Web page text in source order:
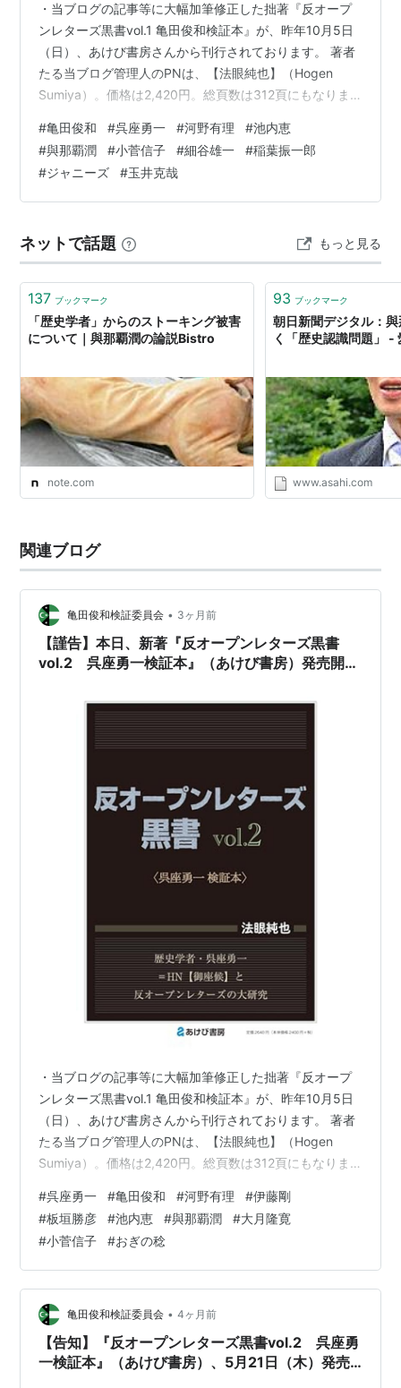
・当ブログの記事等に大幅加筆修正した拙著『反オープ
ンレターズ黒書vol.1 亀田俊和検証本』が、昨年10月5日
（日）、あけび書房さんから刊行されております。 著者
たる当ブログ管理人のPNは、【法眼純也】（Hogen
Sumiya）。価格は2,420円。総頁数は312頁にもなりま
黒書vol.1 亀田俊和検証本 作者:法眼純也 あけび書房
Amazon 恐縮ながら、拙著の書籍版は自費出版のため、
少部数であり、ご所望であれば……版元のあけび書房さん
の公式HPの他、Amazon、楽天ブックス、丸善ジュンク
#亀田俊和 #呉座勇一 #河野有理 #池内恵
#與那覇潤 #小菅信子 #細谷雄一 #稲葉振一郎
#ジャニーズ #玉井克哉
ネットで話題 もっと見る
137 ブックマーク
「歴史学者」からのストーキング被害
について｜與那覇潤の論説Bistro
note.com
93 ブックマーク
朝日新聞デジタル：
く「歴史認識問題」 -
www.asahi.com
関連ブログ
亀田俊和検証委員会 • 3ヶ月前
【謹告】本日、新著『反オープンレターズ黒書
vol.2 呉座勇一検証本』（あけび書房）発売開
・当ブログの記事等に大幅加筆修正した拙著『反オープ
ンレターズ黒書vol.1 亀田俊和検証本』が、昨年10月5日
（日）、あけび書房さんから刊行されております。 著者
たる当ブログ管理人のPNは、【法眼純也】（Hogen
Sumiya）。価格は2,420円。総頁数は312頁にもなりま
黒書vol.1 亀田俊和検証本 作者:法眼純也 あけび書房
Amazon 恐縮ながら、拙著の書籍版は自費出版のため、
少部数であり、ご所望であれば……版元のあけび書房さん
の公式HPの他、Amazon、楽天ブックス、丸善ジュンク
堂書店等でお早めに…
#呉座勇一 #亀田俊和 #河野有理 #伊藤剛
#板垣勝彦 #池内恵 #與那覇潤 #大月隆寛
#小菅信子 #おぎの稔
亀田俊和検証委員会 • 4ヶ月前
【告知】『反オープンレターズ黒書vol.2 呉座勇
一検証本』（あけび書房）、5月21日（木）発売